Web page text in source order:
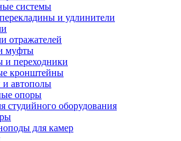
системы
и удлинители
отражателей
муфты
и переходники
кронштейны
и автополы
опоры
студийного оборудования
для камер